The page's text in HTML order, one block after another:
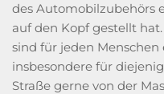
des Automobilzubehörs
auf den Kopf gestellt
sind für jeden Menschen
insbesondere für
Straße gerne von der